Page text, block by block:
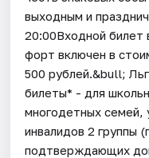
выходным и
20:00Входной билет
форт включен в
500 рублей.&bull;
билеты* - для
многодетных семей,
инвалидов 2 группы
подтверждающих